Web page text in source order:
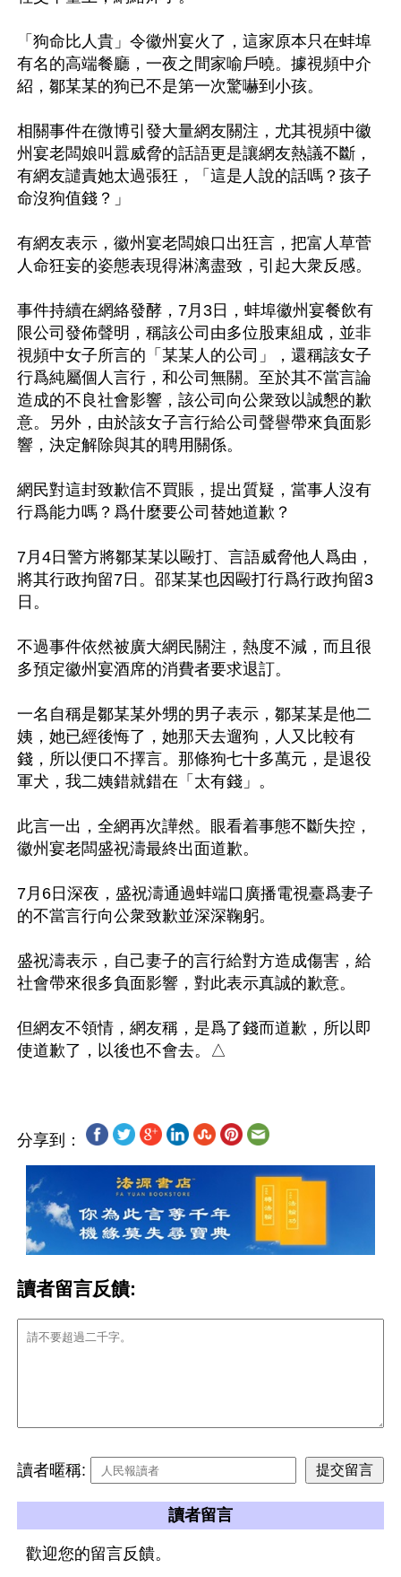
「狗命比人貴」令徽州宴火了，這家原本只在蚌埠
有名的高端餐廳，一夜之間家喻戶曉。據視頻中介
紹，鄒某某的狗已不是第一次驚嚇到小孩。
相關事件在微博引發大量網友關注，尤其視頻中徽
州宴老闆娘叫囂威脅的話語更是讓網友熱議不斷，
有網友譴責她太過張狂，「這是人說的話嗎？孩子
命沒狗值錢？」
有網友表示，徽州宴老闆娘口出狂言，把富人草菅
人命狂妄的姿態表現得淋漓盡致，引起大衆反感。
事件持續在網絡發酵，7月3日，蚌埠徽州宴餐飲有
限公司發佈聲明，稱該公司由多位股東組成，並非
視頻中女子所言的「某某人的公司」，還稱該女子
行爲純屬個人言行，和公司無關。至於其不當言論
造成的不良社會影響，該公司向公衆致以誠懇的歉
意。另外，由於該女子言行給公司聲譽帶來負面影
響，決定解除與其的聘用關係。
網民對這封致歉信不買賬，提出質疑，當事人沒有
行爲能力嗎？爲什麼要公司替她道歉？
7月4日警方將鄒某某以毆打、言語威脅他人爲由，
將其行政拘留7日。邵某某也因毆打行爲行政拘留3
日。
不過事件依然被廣大網民關注，熱度不減，而且很
多預定徽州宴酒席的消費者要求退訂。
一名自稱是鄒某某外甥的男子表示，鄒某某是他二
姨，她已經後悔了，她那天去遛狗，人又比較有
錢，所以便口不擇言。那條狗七十多萬元，是退役
軍犬，我二姨錯就錯在「太有錢」。
此言一出，全網再次譁然。眼看着事態不斷失控，
徽州宴老闆盛祝濤最終出面道歉。
7月6日深夜，盛祝濤通過蚌端口廣播電視臺爲妻子
的不當言行向公衆致歉並深深鞠躬。
盛祝濤表示，自己妻子的言行給對方造成傷害，給
社會帶來很多負面影響，對此表示真誠的歉意。
但網友不領情，網友稱，是爲了錢而道歉，所以即
分享到：
讀者留言反饋:
讀者暱稱:
讀者留言
歡迎您的留言反饋。